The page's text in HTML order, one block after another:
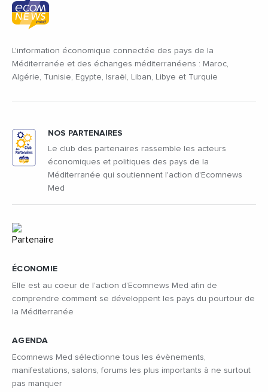
L'information économique connectée des pays de la
Méditerranée et des échanges méditerranéens : Maroc,
Algérie, Tunisie, Egypte, Israël, Liban, Libye et Turquie
ÉCONOMIE
Elle est au coeur de l’action d’Ecomnews Med afin de
comprendre comment se développent les pays du pourtour de
la Méditerranée
AGENDA
Ecomnews Med sélectionne tous les évènements,
manifestations, salons, forums les plus importants à ne surtout
pas manquer
NOS PARTENAIRES
Le club des partenaires rassemble les acteurs
économiques et politiques des pays de la
Méditerranée qui soutiennent l'action d'Ecomnews
Med